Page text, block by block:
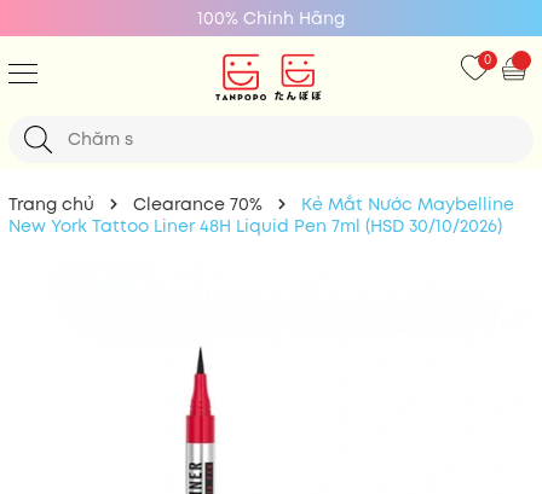
100% Chính Hãng
0
Trang chủ Clearance 70%
Kẻ Mắt Nước Maybelline
New York Tattoo Liner 48H Liquid Pen 7ml (HSD 30/10/2026)